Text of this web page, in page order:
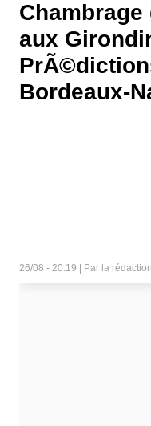
aux
Bordeaux-
26/08 - 20:19 | Par la